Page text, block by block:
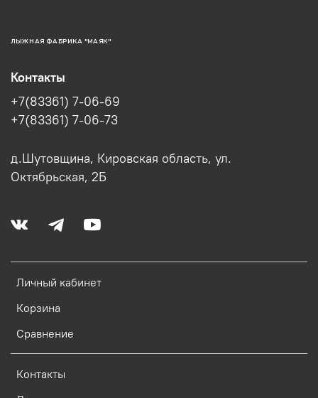
ЛЫЖНАЯ ФАБРИКА "МАЯК"
Личный кабинет
Корзина
Сравнение
Контакты
Контакты
+7(83361) 7-06-69
+7(83361) 7-06-73
д.Шутовщина, Кировская область, ул.
Октябрьская, 2Б